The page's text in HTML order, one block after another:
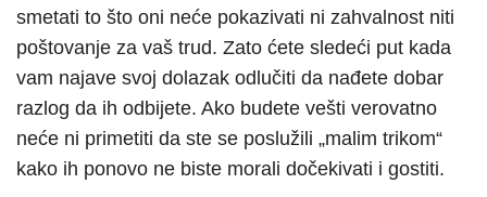
smetati to što oni neće pokazivati ni zahvalnost niti
poštovanje za vaš trud. Zato ćete sledeći put kada
vam najave svoj dolazak odlučiti da nađete dobar
razlog da ih odbijete. Ako budete vešti verovatno
neće ni primetiti da ste se poslužili „malim trikom“
kako ih ponovo ne biste morali dočekivati i gostiti.